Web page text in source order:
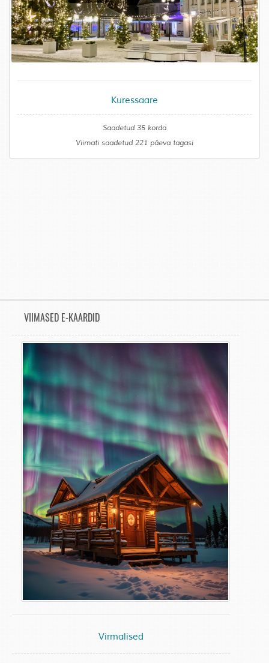
Kuressaare
Saadetud 35 korda
Viimati saadetud 221 päeva tagasi
VIIMASED E-KAARDID
Virmalised